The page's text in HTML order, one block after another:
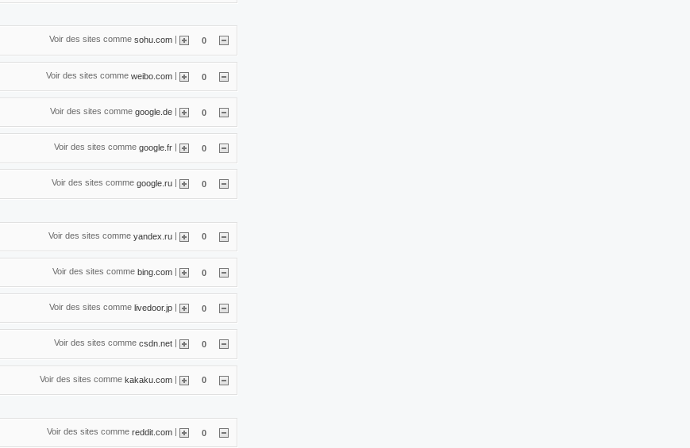
Voir des sites comme sohu.com 0
Voir des sites comme weibo.com | 0
Voir des sites comme google.de | 0
Voir des sites comme google.fr | 0
Voir des sites comme google.ru 0
Voir des sites comme yandex.ru | 0
Voir des sites comme bing.com | 0
Voir des sites comme livedoor.jp | 0
Voir des sites comme csdn.net 0
Voir des sites comme kakaku.com | 0
Voir des sites comme reddit.com | 0